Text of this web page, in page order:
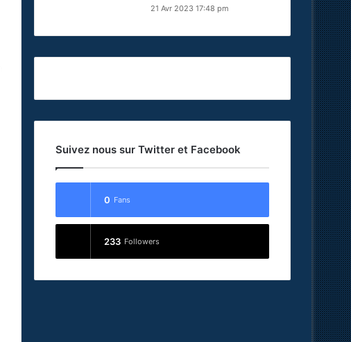
21 Avr 2023 17:48 pm
Suivez nous sur Twitter et Facebook
0 Fans
233 Followers